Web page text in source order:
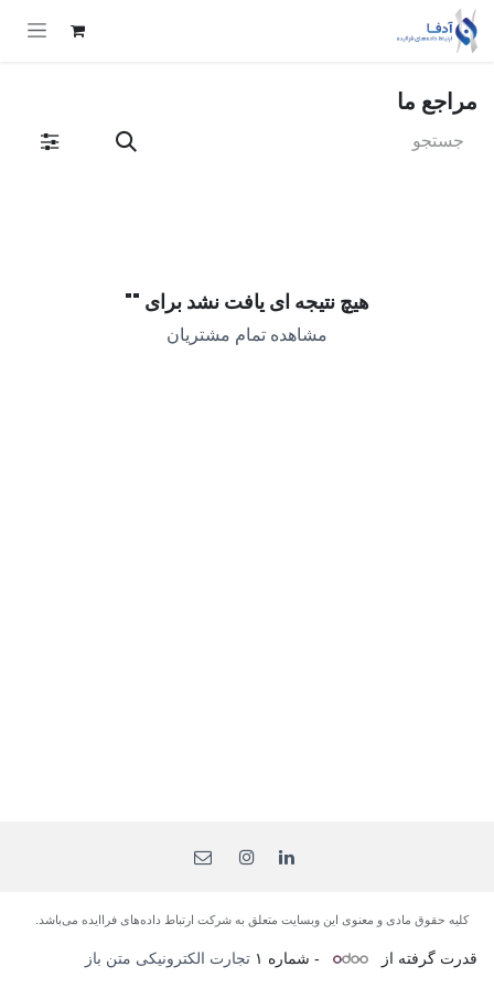
Skip to Content
مراجع ما
هیچ نتیجه ای یافت نشد برای ""
مشاهده تمام مشتریان
کلیه حقوق مادی و معنوی این وبسایت متعلق به شرکت ارتباط داده‌های فرا‌ایده می‌باشد.
قدرت گرفته از - شماره ۱ تجارت الکترونیکی متن باز